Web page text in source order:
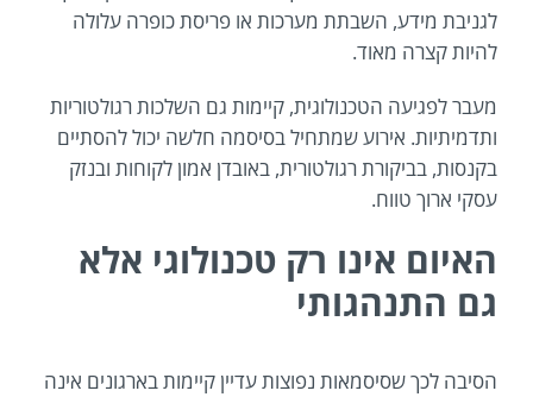
לגניבת מידע, השבתת מערכות או פריסת כופרה עלולה
להיות קצרה מאוד.
מעבר לפגיעה הטכנולוגית, קיימות גם השלכות רגולטוריות
ותדמיתיות. אירוע שמתחיל בסיסמה חלשה יכול להסתיים
בקנסות, בביקורת רגולטורית, באובדן אמון לקוחות ובנזק
עסקי ארוך טווח.
האיום אינו רק טכנולוגי אלא
גם התנהגותי
הסיבה לכך שסיסמאות נפוצות עדיין קיימות בארגונים אינה